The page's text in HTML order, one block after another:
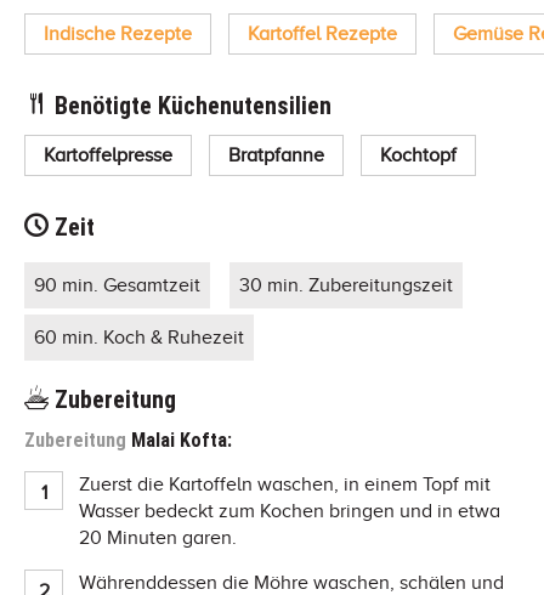
Indische Rezepte Kartoffel Rezepte Gemüse
Benötigte Küchenutensilien
Kartoffelpresse Bratpfanne Kochtopf
Zeit
90 min. Gesamtzeit 30 min. Zubereitungszeit
60 min. Koch & Ruhezeit
Zubereitung
Zubereitung Malai Kofta:
Zuerst die Kartoffeln waschen, in einem Topf mit
Wasser bedeckt zum Kochen bringen und in etwa
20 Minuten garen.
Währenddessen die Möhre waschen, schälen und